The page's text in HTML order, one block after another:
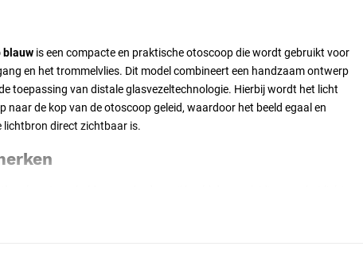
blauw is een compacte en praktische otoscoop die wordt gebruikt voor
en het trommelvlies. Dit model combineert een handzaam ontwerp
toepassing van distale glasvezeltechnologie. Hierbij wordt het licht
naar de kop van de otoscoop geleid, waardoor het beeld egaal en
direct zichtbaar is.